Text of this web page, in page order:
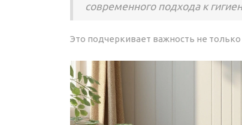
современного подхода к
Это подчеркивает важность не